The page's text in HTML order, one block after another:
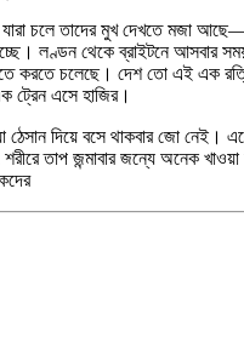
চলে তাদের মুখ দেখতে মজা
লণ্ডন থেকে ব্রাইটনে আসবার সময়
চলেছে। দেশ তো এই এক
ট্রেন এসে হাজির।
দিয়ে বসে থাকবার জো
তাপ জন্মাবার জন্যে অনেক